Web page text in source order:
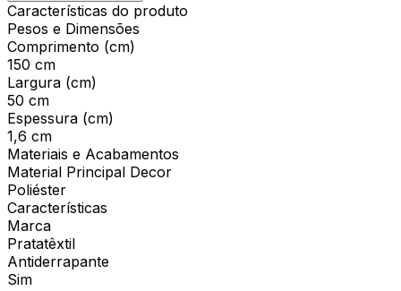
Características do produto
Pesos e Dimensões
Comprimento (cm)
150 cm
Largura (cm)
50 cm
Espessura (cm)
1,6 cm
Materiais e Acabamentos
Material Principal Decor
Poliéster
Características
Marca
Pratatêxtil
Antiderrapante
Sim